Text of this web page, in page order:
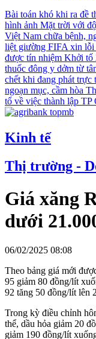
Bài toán khó khi ra đề
hình ảnh Mặt trời với
Việt Nam chữa bệnh,
liệt giường FIFA xin lỗi
được tín nhiệm Khởi tố
thuốc đông y dởm từ
chết khi đang phát trực
ngoạn mục, cầm hòa
tổ về việc thành lập
Kinh tế
Thị trường -
Giá xăng
dưới
06/02/2025 08:08
Theo bảng giá mới
95 giảm 80 đồng/lít
92 tăng 50 đồng/lít lên
Trong kỳ điều chỉnh
thể, dầu hỏa giảm 20
giảm 190 đồng/lít